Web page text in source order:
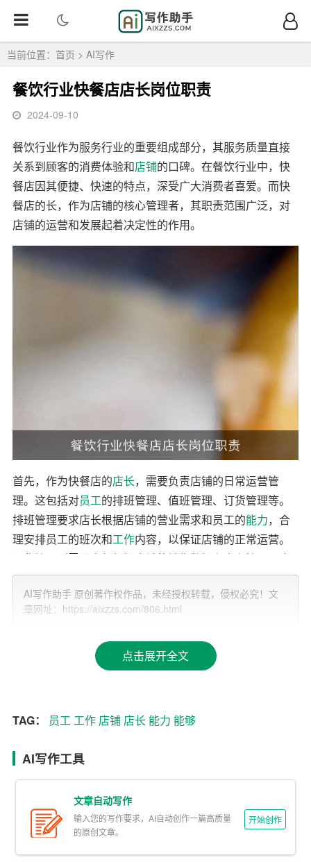
当前位置： 首页 > AI写作
餐饮行业快餐店店长岗位职责
2024-09-10
餐饮行业作为服务行业的重要组成部分，其服务质量直接
关系到顾客的消费体验和店铺的口碑。在餐饮行业中，快
餐店因其便捷、快速的特点，深受广大消费者喜爱。而快
餐店的长，作为店铺的核心管理者，其职责范围广泛，对
店铺的运营和发展起着决定性的作用。
首先，作为快餐店的店长，需要负责店铺的日常运营管
理。这包括对员工的排班管理、值班管理、订货管理等。
排班管理要求店长根据店铺的营业需求和员工的能力，合
理安排员工的班次和工作内容，以保证店铺的正常运营。
订货管理则需要店长根据店铺的销售数据和库存情况，合
理预测和采购食材，以保证食材的新鲜度和供应的稳定
性。此外，店长还需要对店铺的营业成果负责，包括对人
工成本、损耗、易耗品等的控制，以提高店铺的经营效
其次，店长还需要负责店铺员工的培训工作。培训工作的
念的学习，通过实践和理论相结合的方式，使员工
长和发展，为员工提供晋升和发展的机会，以提高员工的
满意度和留存率。
再者，店长需要具备良好的团队管理能力，能够起到带动
和激励团队的作用。店长作为店铺的核心管理者，需要具
备开朗、活泼的性格，能够与团队成员建立良好的沟通和
AI写作助手 原创著作权作品，未经授权转载，侵权必究！文
章网址：https://aixzzs.com/806.html
点击展开全文
TAG： 员工工作 店铺 店长 能力 能够
AI写作工具
文章自动写作
输入您的写作要求，AI自动创作一篇高质量
的原创文章。
开始创作